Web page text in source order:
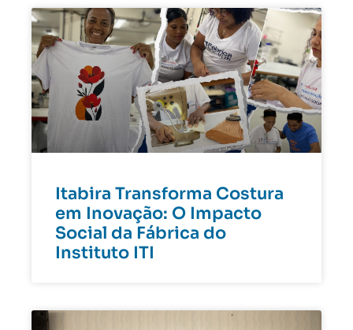
Itabira Transforma Costura
em Inovação: O Impacto
Social da Fábrica do
Instituto ITI